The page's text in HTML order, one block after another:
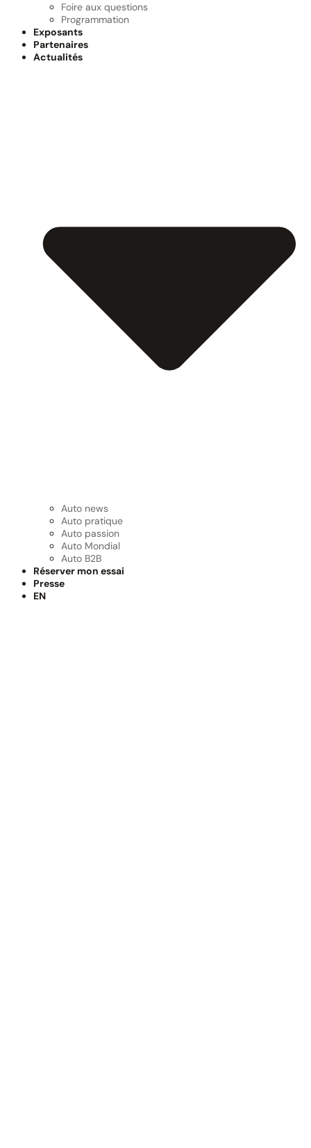
Foire aux questions
Programmation
Exposants
Partenaires
Actualités
Auto news
Auto pratique
Auto passion
Auto Mondial
Auto B2B
Réserver mon essai
Presse
EN